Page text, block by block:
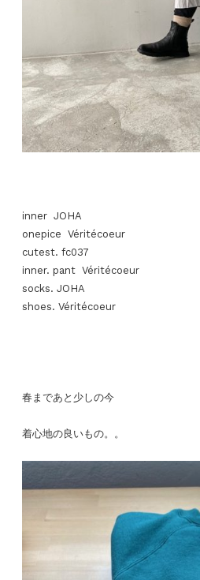
inner JOHA
onepice Véritécoeur
cutest. fc037
inner. pant Véritécoeur
socks. JOHA
shoes. Véritécoeur
春まであと少しの今
着心地の良いもの。。